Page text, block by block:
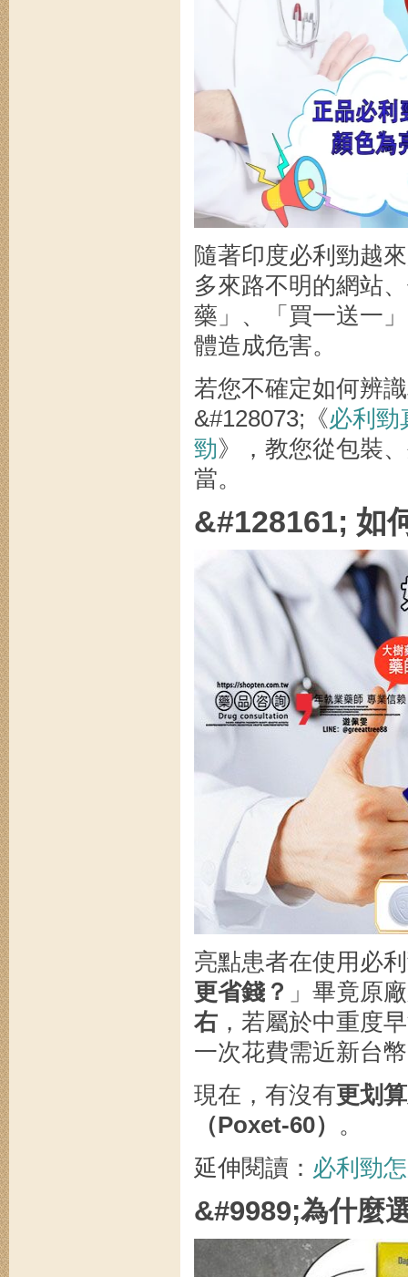
隨著印度必利勁越
多來路不明的網站
藥」、「買一送一
體造成危害。
若您不確定如何辨
&#128073;《必利勁
勁》，教您從包裝
當。
&#128161; 如
亮點患者在使用必
更省錢？ 」畢竟原
右 ，若屬於中重度
一次花費需近新台
現在，有沒有更划
（Poxet-60）
。
延伸閱讀： 必利勁
&#9989;為什麼